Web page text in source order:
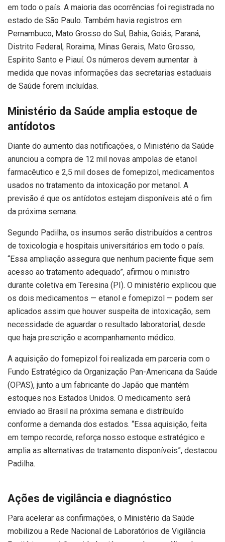
em todo o país. A maioria das ocorrências foi registrada no
estado de São Paulo. Também havia registros em
Pernambuco, Mato Grosso do Sul, Bahia, Goiás, Paraná,
Distrito Federal, Roraima, Minas Gerais, Mato Grosso,
Espírito Santo e Piauí. Os números devem aumentar à
medida que novas informações das secretarias estaduais
de Saúde forem incluídas.
Ministério da Saúde amplia estoque de
antídotos
Diante do aumento das notificações, o Ministério da Saúde
anunciou a compra de 12 mil novas ampolas de etanol
farmacêutico e 2,5 mil doses de fomepizol, medicamentos
usados no tratamento da intoxicação por metanol. A
previsão é que os antídotos estejam disponíveis até o fim
da próxima semana.
Segundo Padilha, os insumos serão distribuídos a centros
de toxicologia e hospitais universitários em todo o país.
“Essa ampliação assegura que nenhum paciente fique sem
acesso ao tratamento adequado”, afirmou o ministro
durante coletiva em Teresina (PI). O ministério explicou que
os dois medicamentos — etanol e fomepizol — podem ser
aplicados assim que houver suspeita de intoxicação, sem
necessidade de aguardar o resultado laboratorial, desde
que haja prescrição e acompanhamento médico.
A aquisição do fomepizol foi realizada em parceria com o
Fundo Estratégico da Organização Pan-Americana da Saúde
(OPAS), junto a um fabricante do Japão que mantém
estoques nos Estados Unidos. O medicamento será
enviado ao Brasil na próxima semana e distribuído
conforme a demanda dos estados. “Essa aquisição, feita
em tempo recorde, reforça nosso estoque estratégico e
amplia as alternativas de tratamento disponíveis”, destacou
Padilha.
Ações de vigilância e diagnóstico
Para acelerar as confirmações, o Ministério da Saúde
mobilizou a Rede Nacional de Laboratórios de Vigilância